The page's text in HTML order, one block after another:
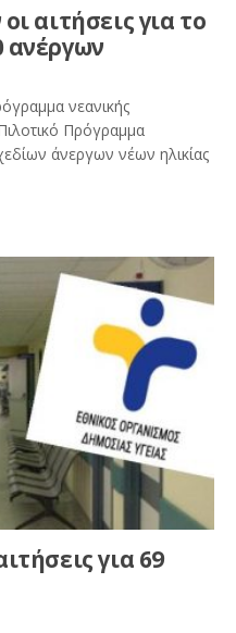
αιτήσεις για το
ανέργων
νεανικής
Πρόγραμμα
άνεργων νέων ηλικίας
για 69